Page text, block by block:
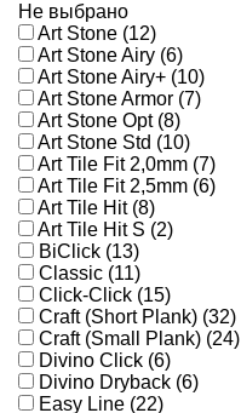
Не выбрано
Art Stone (12)
Art Stone Airy (6)
Art Stone Airy+ (10)
Art Stone Armor (7)
Art Stone Opt (8)
Art Stone Std (10)
Art Tile Fit 2,0mm (7)
Art Tile Fit 2,5mm (6)
Art Tile Hit (8)
Art Tile Hit S (2)
BiClick (13)
Classic (11)
Click-Click (15)
Craft (Short Plank) (32)
Craft (Small Plank) (24)
Divino Click (6)
Divino Dryback (6)
Easy Line (22)